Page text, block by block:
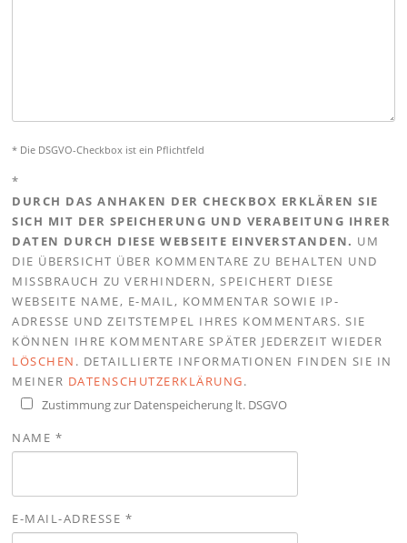
* Die DSGVO-Checkbox ist ein Pflichtfeld
*
DURCH DAS ANHAKEN DER CHECKBOX ERKLÄREN SIE
SICH MIT DER SPEICHERUNG UND VERABEITUNG IHRER
DATEN DURCH DIESE WEBSEITE EINVERSTANDEN. UM
DIE ÜBERSICHT ÜBER KOMMENTARE ZU BEHALTEN UND
MISSBRAUCH ZU VERHINDERN, SPEICHERT DIESE
WEBSEITE NAME, E-MAIL, KOMMENTAR SOWIE IP-
ADRESSE UND ZEITSTEMPEL IHRES KOMMENTARS. SIE
KÖNNEN IHRE KOMMENTARE SPÄTER JEDERZEIT WIEDER
LÖSCHEN . DETAILLIERTE INFORMATIONEN FINDEN SIE IN
MEINER DATENSCHUTZERKLÄRUNG.
Zustimmung zur Datenspeicherung lt. DSGVO
NAME *
E-MAIL-ADRESSE *